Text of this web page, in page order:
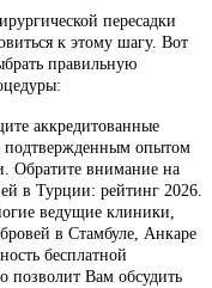
пересадки
к этому шагу. Вот
правильную
аккредитованные
подтвержденным опытом
Обратите внимание на
в Турции: рейтинг 2026.
ведущие клиники,
в Стамбуле, Анкаре
бесплатной
позволит Вам обсудить